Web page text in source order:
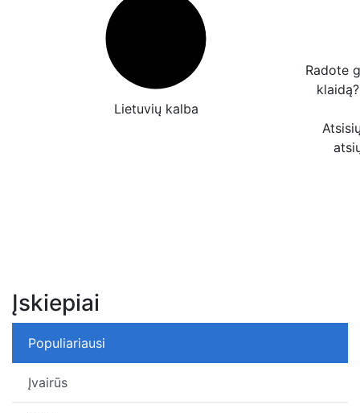
Lietuvių kalba
Radote
Įskiepiai
Populiariausi
Įvairūs